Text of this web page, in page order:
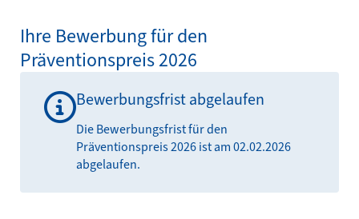
Ihre Bewerbung für den
Präventionspreis 2026
Bewerbungsfrist abgelaufen
Die Bewerbungsfrist für den
Präventionspreis 2026 ist am 02.02.2026
abgelaufen.